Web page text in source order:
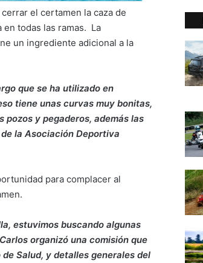
el certamen la caza de
todas las ramas. La
un ingrediente adicional a la
que se ha utilizado en
tiene unas curvas muy bonitas,
pozos y pegaderos, además las
la Asociación Deportiva
para complacer al
estuvimos buscando algunas
organizó una comisión que
Salud, y detalles generales del